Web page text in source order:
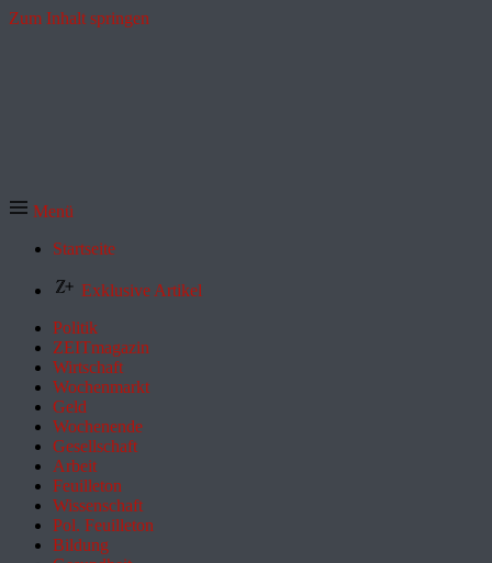
Zum Inhalt springen
Menü
Startseite
Exklusive Artikel
Politik
ZEITmagazin
Wirtschaft
Wochenmarkt
Geld
Wochenende
Gesellschaft
Arbeit
Feuilleton
Wissenschaft
Pol. Feuilleton
Bildung